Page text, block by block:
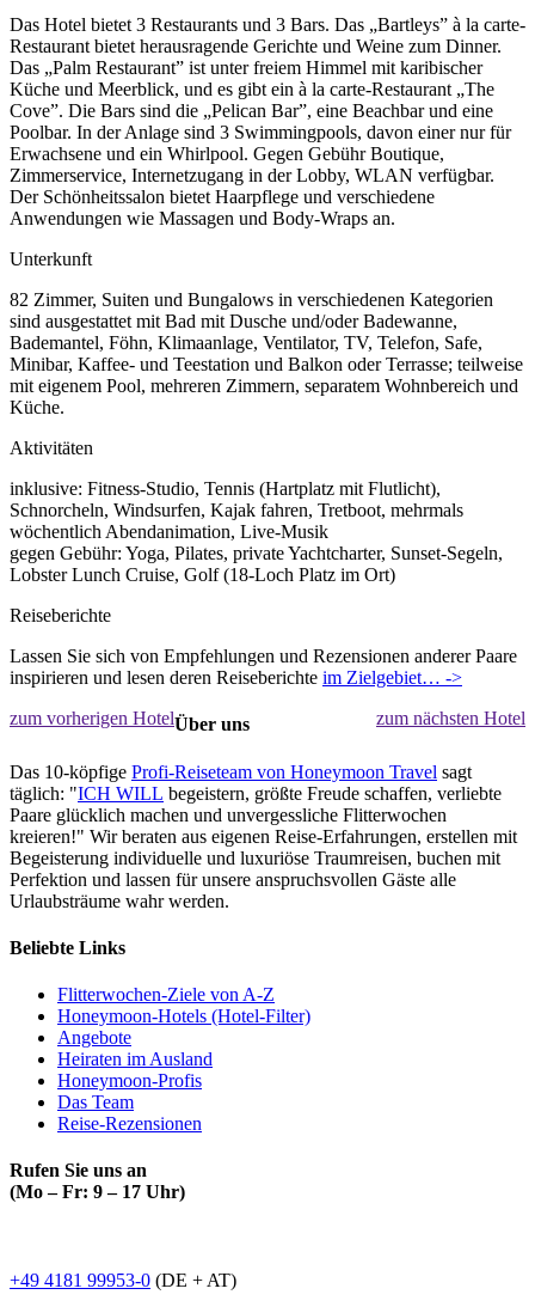
Das Hotel bietet 3 Restaurants und 3 Bars. Das „Bartleys” à la carte-
Restaurant bietet herausragende Gerichte und Weine zum Dinner.
Das „Palm Restaurant” ist unter freiem Himmel mit karibischer
Küche und Meerblick, und es gibt ein à la carte-Restaurant „The
Cove”. Die Bars sind die „Pelican Bar”, eine Beachbar und eine
Poolbar. In der Anlage sind 3 Swimmingpools, davon einer nur für
Erwachsene und ein Whirlpool. Gegen Gebühr Boutique,
Zimmerservice, Internetzugang in der Lobby, WLAN verfügbar.
Der Schönheitssalon bietet Haarpflege und verschiedene
Anwendungen wie Massagen und Body-Wraps an.
Unterkunft
82 Zimmer, Suiten und Bungalows in verschiedenen Kategorien
sind ausgestattet mit Bad mit Dusche und/oder Badewanne,
Bademantel, Föhn, Klimaanlage, Ventilator, TV, Telefon, Safe,
Minibar, Kaffee- und Teestation und Balkon oder Terrasse; teilweise
mit eigenem Pool, mehreren Zimmern, separatem Wohnbereich und
Küche.
Aktivitäten
inklusive: Fitness-Studio, Tennis (Hartplatz mit Flutlicht),
Schnorcheln, Windsurfen, Kajak fahren, Tretboot, mehrmals
wöchentlich Abendanimation, Live-Musik
gegen Gebühr: Yoga, Pilates, private Yachtcharter, Sunset-Segeln,
Lobster Lunch Cruise, Golf (18-Loch Platz im Ort)
Reiseberichte
Lassen Sie sich von Empfehlungen und Rezensionen anderer Paare
inspirieren und lesen deren Reiseberichte im Zielgebiet… ->
zum vorherigen Hotel
zum nächsten Hotel
Über uns
Das 10-köpfige Profi-Reiseteam von Honeymoon Travel sagt
täglich: "ICH WILL begeistern, größte Freude schaffen, verliebte
Paare glücklich machen und unvergessliche Flitterwochen
kreieren!" Wir beraten aus eigenen Reise-Erfahrungen, erstellen mit
Begeisterung individuelle und luxuriöse Traumreisen, buchen mit
Perfektion und lassen für unsere anspruchsvollen Gäste alle
Urlaubsträume wahr werden.
Beliebte Links
Flitterwochen-Ziele von A-Z
Honeymoon-Hotels (Hotel-Filter)
Angebote
Heiraten im Ausland
Honeymoon-Profis
Das Team
Reise-Rezensionen
Rufen Sie uns an
(Mo – Fr: 9 – 17 Uhr)
+49 4181 99953-0 (DE + AT)